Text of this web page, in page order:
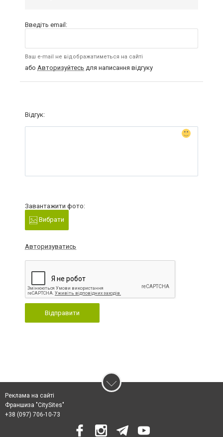
Введіть email:
Ваш e-mail не відображатиметься на сайті
або Авторизуйтесь для написання відгуку
Відгук:
Завантажити фото:
Вибрати
Авторизуватись
Відправити
Реклама на сайті
Франшиза "CitySites"
+38 (097) 706-10-73